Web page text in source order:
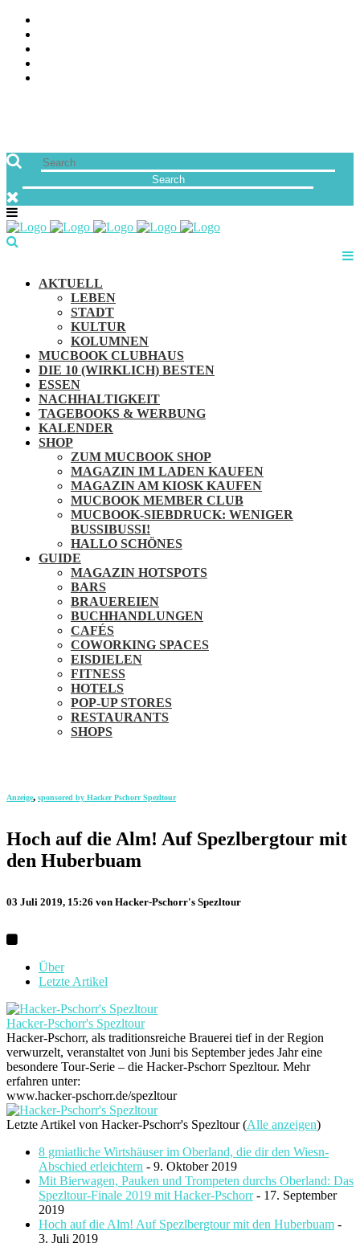
AKTUELL
LEBEN
STADT
KULTUR
KOLUMNEN
MUCBOOK CLUBHAUS
DIE 10 (WIRKLICH) BESTEN
ESSEN
NACHHALTIGKEIT
TAGEBOOKS & WERBUNG
KALENDER
SHOP
ZUM MUCBOOK SHOP
MAGAZIN IM LADEN KAUFEN
MAGAZIN AM KIOSK KAUFEN
MUCBOOK MEMBER CLUB
MUCBOOK-SIEBDRUCK: WENIGER
BUSSIBUSSI!
HALLO SCHÖNES
GUIDE
MAGAZIN HOTSPOTS
BARS
BRAUEREIEN
BUCHHANDLUNGEN
CAFÉS
COWORKING SPACES
EISDIELEN
FITNESS
HOTELS
POP-UP STORES
RESTAURANTS
SHOPS
Anzeige, sponsored by Hacker Pschorr Spezltour
Hoch auf die Alm! Auf Spezlbergtour mit
den Huberbuam
03 Juli 2019, 15:26 von Hacker-Pschorr's Spezltour
Über
Letzte Artikel
Hacker-Pschorr's Spezltour
Hacker-Pschorr, als traditionsreiche Brauerei tief in der Region
verwurzelt, veranstaltet von Juni bis September jedes Jahr eine
besondere Tour-Serie – die Hacker-Pschorr Spezltour. Mehr
erfahren unter:
www.hacker-pschorr.de/spezltour
Letzte Artikel von Hacker-Pschorr's Spezltour(Alle anzeigen)
8 gmiatliche Wirtshäuser im Oberland, die dir den Wiesn-
Abschied erleichtern - 9. Oktober 2019
Mit Bierwagen, Pauken und Trompeten durchs Oberland: Das
Spezltour-Finale 2019 mit Hacker-Pschorr- 17. September
2019
Hoch auf die Alm! Auf Spezlbergtour mit den Huberbuam -
3. Juli 2019